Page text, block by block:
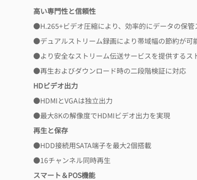
高い専門性と信頼性
●H.265+ビデオ圧縮により、効率的にデータの保管
●デュアルストリーム録画により帯域幅の節約が可
●より安全なストリーム伝送サービスを提供するス
●再生およびダウンロード時の二段階検証に対応
HDビデオ出力
●HDMIとVGAは独立出力
●最大8Kの解像度でHDMIビデオ出力を実現
再生と保存
●HDD接続用SATA端子を最大2個搭載
●16チャンネル同時再生
スマート＆POS機能